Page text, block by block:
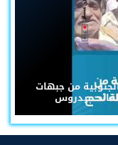
من جبهات
عيدروس